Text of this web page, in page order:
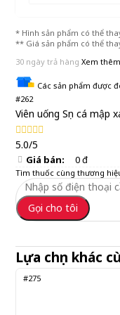
* Hình sản phẩm có thể
** Giá sản phẩm có thể
30 ngày trả hàng Xem thêm
Các sản phẩm được
#262
Viên uống Sụn cá mập
5.0/5
Giá bán: 0 đ
Tìm thuốc cùng thương
Gọi cho tôi
Lựa chọn khác
#275